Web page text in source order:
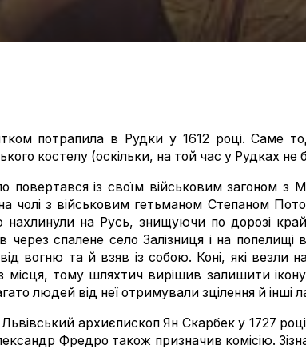
потрапила в Рудки у 1612 році. Саме
костелу (оскільки, на той час у Рудках не
із своїм військовим загоном з
чолі з військовим гетьманом Степаном
на Русь, знищуючи по дорозі
через спалене село Залізниця і на попелищі
вогню та й взяв із собою. Коні, які везли
місця, тому шляхтич вирішив залишити
людей від неї отримували зцілення й інші
архиєпископ Ян Скарбек у 1727
Фредро також призначив комісію.